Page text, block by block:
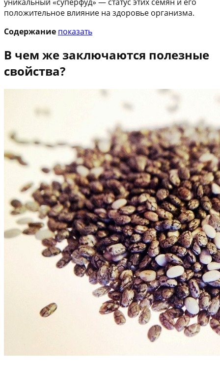
положительное влияние на здоровье организма.
Содержание показать
В чем же заключаются полезные
свойства?